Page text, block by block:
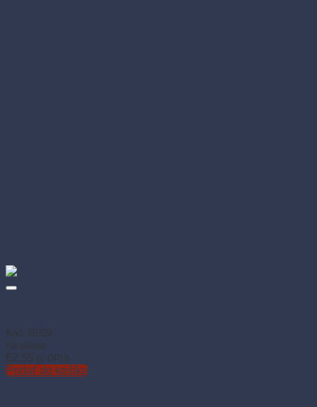
Kód: 66723
Na sklade
€2.55 (s DPH)
Pridať do košíka